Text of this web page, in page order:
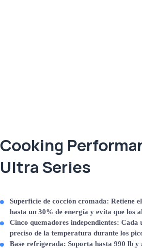
Cooking
Ultra Series
Superficie de cocción cromada: Retiene
hasta un 30% de energía y evita que los
Cinco quemadores independientes: Cada
preciso de la temperatura durante los
Base refrigerada: Soporta hasta 990 lb y